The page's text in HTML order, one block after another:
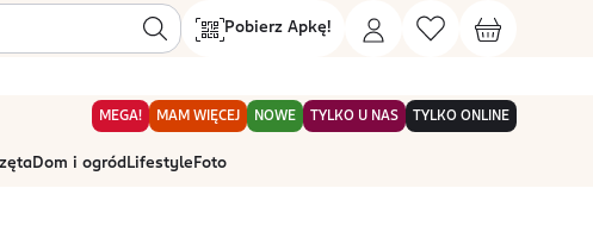
Pobierz Apkę!
MEGA! MAM WIĘCEJ NOWE TYLKO U NAS TYLKO ONLINE
Dom i ogród Lifestyle Foto